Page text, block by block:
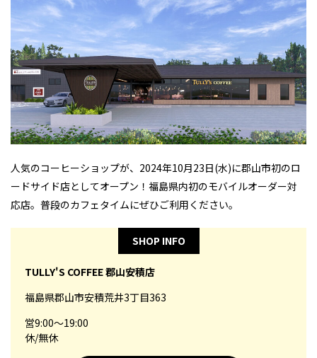
人気のコーヒーショップが、2024年10月23日(水)に郡山市初のロ
ードサイド店としてオープン！福島県内初のモバイルオーダー対
応店。普段のカフェタイムにぜひご利用ください。
SHOP INFO
TULLY'S COFFEE 郡山安積店
福島県郡山市安積荒井3丁目363
営9:00～19:00
休/無休